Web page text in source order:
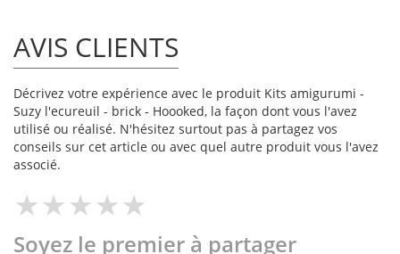
AVIS CLIENTS
Décrivez votre expérience avec le produit Kits amigurumi -
Suzy l'ecureuil - brick - Hoooked, la façon dont vous l'avez
utilisé ou réalisé. N'hésitez surtout pas à partagez vos
conseils sur cet article ou avec quel autre produit vous l'avez
associé.
Soyez le premier à partager